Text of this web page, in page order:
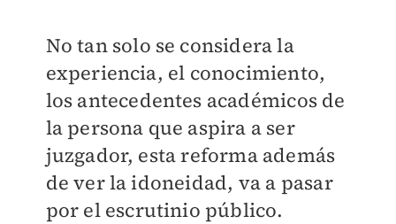
No tan solo se considera la
experiencia, el conocimiento,
los antecedentes académicos de
la persona que aspira a ser
juzgador, esta reforma además
de ver la idoneidad, va a pasar
por el escrutinio público.